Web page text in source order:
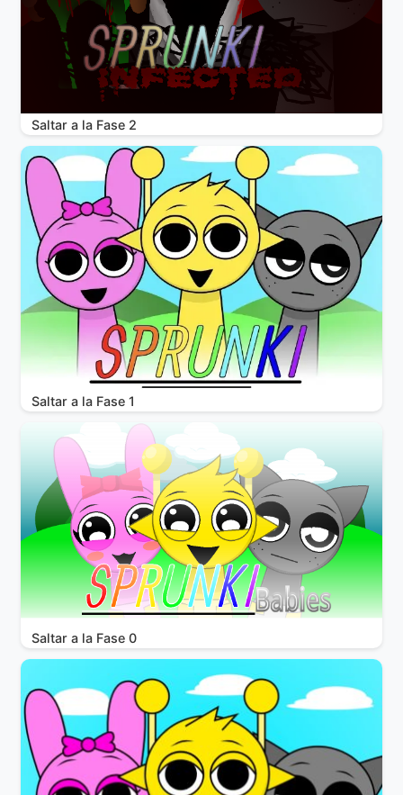
Saltar a la Fase 2
Saltar a la Fase 1
Saltar a la Fase 0